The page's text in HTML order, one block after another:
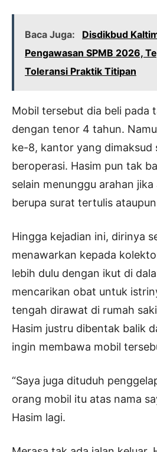
Baca Juga:
Disdikbud
Pengawasan SPMB 2026,
Toleransi Praktik Titipan
Mobil tersebut dia beli pada
dengan tenor 4 tahun.
ke-8, kantor yang dimaksud
beroperasi. Hasim pun tak
selain menunggu arahan
berupa surat tertulis
Hingga kejadian ini, dirinya
menawarkan kepada
lebih dulu dengan ikut di
mencarikan obat untuk
tengah dirawat di rumah
Hasim justru dibentak balik
ingin membawa mobil
“Saya juga dituduh
orang mobil itu atas nama
Hasim lagi.